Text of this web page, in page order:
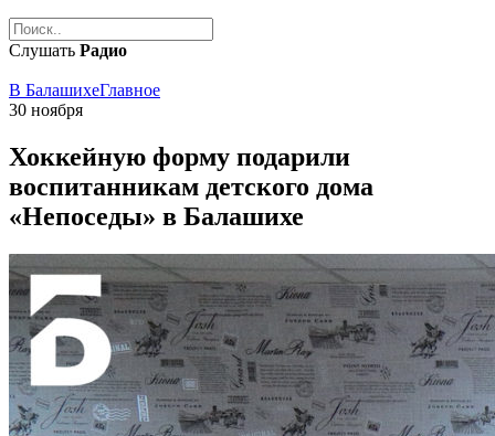
Слушать Радио
В БалашихеГлавное
30 ноября
Хоккейную форму подарили
воспитанникам детского дома
«Непоседы» в Балашихе